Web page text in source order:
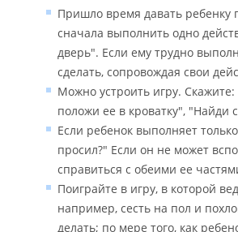
Пришло время давать ребенку
сначала выполнить одно
дверь". Если ему трудно
сделать, сопровождая свои
Можно устроить игру.
положи ее в кроватку", "Найди
Если ребенок выполняет
просил?" Если он не может
справиться с обеими ее
Поиграйте в игру, в которой
например, сесть на пол и
делать; по мере того, как